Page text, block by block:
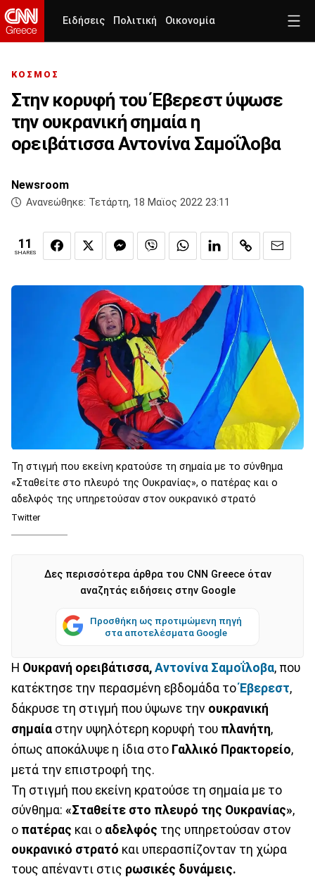
Ειδήσεις Πολιτική Οικονομία
ΚΟΣΜΟΣ
Στην κορυφή του Έβερεστ ύψωσε
την ουκρανική σημαία η
ορειβάτισσα Αντονίνα Σαμοΐλοβα
Newsroom
Ανανεώθηκε: Τετάρτη, 18 Μαϊος 2022 23:11
11
SHARES
Τη στιγμή που εκείνη κρατούσε τη σημαία με το σύνθημα
«Σταθείτε στο πλευρό της Ουκρανίας», ο πατέρας και ο
αδελφός της υπηρετούσαν στον ουκρανικό στρατό
Twitter
Δες περισσότερα άρθρα του CNN Greece όταν
αναζητάς ειδήσεις στην Google
Προσθήκη ως προτιμώμενη πηγή
στα αποτελέσματα Google
Η Ουκρανή ορειβάτισσα, Αντονίνα Σαμοΐλοβα, που
κατέκτησε την περασμένη εβδομάδα τοΈβερεστ,
δάκρυσε τη στιγμή που ύψωνε την ουκρανική
σημαία στην υψηλότερη κορυφή του πλανήτη,
όπως αποκάλυψε η ίδια στο Γαλλικό Πρακτορείο,
μετά την επιστροφή της.
Τη στιγμή που εκείνη κρατούσε τη σημαία με το
σύνθημα: «Σταθείτε στο πλευρό της Ουκρανίας»,
ο πατέρας και ο αδελφός της υπηρετούσαν στον
ουκρανικό στρατό και υπερασπίζονταν τη χώρα
τους απέναντι στις ρωσικές δυνάμεις.